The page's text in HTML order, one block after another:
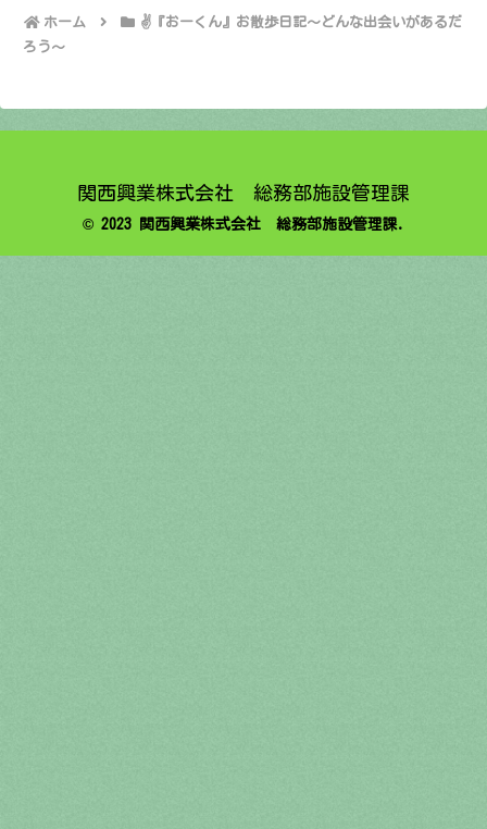
ホーム
✌️『おーくん』お散歩日記〜どんな出会いがあるだ
ろう〜
関西興業株式会社 総務部施設管理課
© 2023 関西興業株式会社 総務部施設管理課.